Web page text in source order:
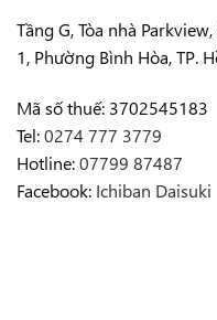
Tầng G, Tòa nhà
1, Phường Bình Hòa, TP.
Mã số thuế: 3702545183
Tel:0274 777 3779
Hotline:07799 87487
Facebook: Ichiban Daisuki